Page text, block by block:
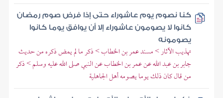
كنا نصوم يوم عاشوراء حتى إذا فرض صوم رمضان
كانوا لا يصومون عاشوراء إلا أن يوافق يوما كانوا
يصومونه
تهذيب الآثار > مسند عمر بن الخطاب > ذكر ما لم يمض ذكره من حديث
جابر بن عبد الله عن عمر بن الخطاب عن النبي صلى الله عليه وسلم > ذكر
من قال كان ذلك يوما يصومه أهل الجاهلية